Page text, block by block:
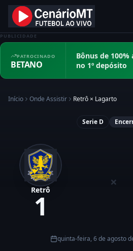
PUBLICIDADE
PATROCINADO
BETANO
Bônus de 100%
no 1º depósito
Início Onde Assistir Retrô × Lagarto
Serie D
Retrô
1
×
quinta-feira, 6 de agosto